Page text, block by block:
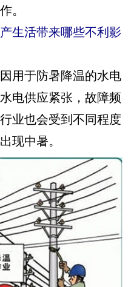
。
生活带来哪些不利影
用于防暑降温的水电
电供应紧张，故障频
业也会受到不同程度
现中暑。